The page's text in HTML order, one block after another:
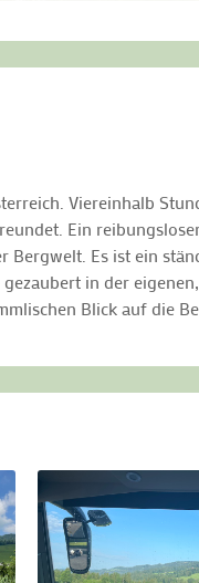
Viereinhalb
Ein
Bergwelt. Es ist ein
in der
Blick auf die